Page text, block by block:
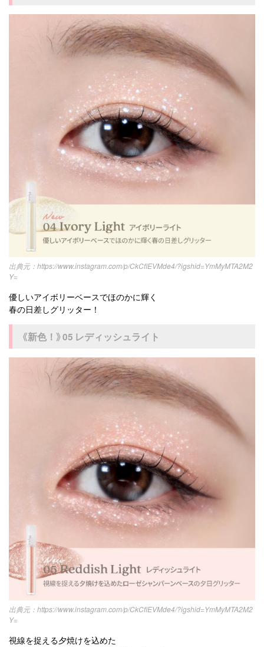
https://www.instagram.com/p/CkCflEVMde4/?igshid=YmMyMTA2M2
Y=
優しいアイボリーベースでほのかに輝く
春の日差しグリッター！
《新色！》05 レディッシュライト
https://www.instagram.com/p/CkCflEVMde4/?igshid=YmMyMTA2M2
Y=
視線を捉える夕焼けを込めた